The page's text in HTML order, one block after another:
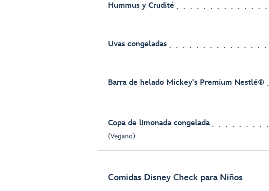
Hummus y Crudité
Uvas congeladas
Barra de helado Mickey's Premium Nestlé®
Copa de limonada congelada
(Vegano)
Comidas Disney Check para Niños